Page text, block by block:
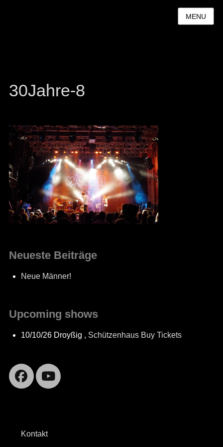
MENU
30Jahre-8
Neueste Beiträge
Neue Männer!
Upcoming shows
10/10/26 Droyßig , Schützenhaus Buy Tickets
Facebook
YouTube
Kontakt